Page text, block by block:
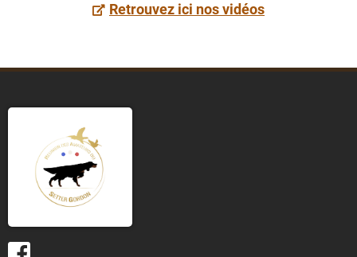
Retrouvez ici nos vidéos